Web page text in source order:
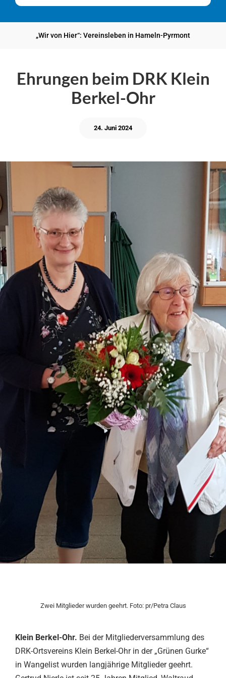
„Wir von Hier“: Vereinsleben in Hameln-Pyrmont
Ehrungen beim DRK Klein
Berkel-Ohr
24. Juni 2024
Zwei Mitglieder wurden geehrt. Foto: pr/Petra Claus
Klein Berkel-Ohr. Bei der Mitgliederversammlung des
DRK-Ortsvereins Klein Berkel-Ohr in der „Grünen Gurke“
in Wangelist wurden langjährige Mitglieder geehrt.